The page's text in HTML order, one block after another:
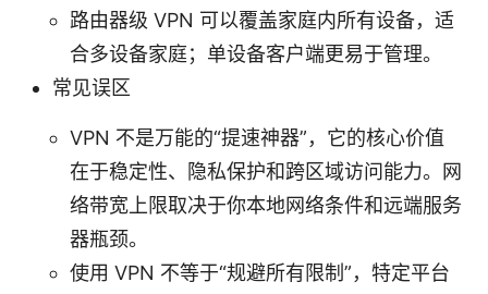
路由器级 VPN 可以覆盖家庭内所有设备，适
合多设备家庭；单设备客户端更易于管理。
常见误区
VPN 不是万能的“提速神器”，它的核心价值
在于稳定性、隐私保护和跨区域访问能力。网
络带宽上限取决于你本地网络条件和远端服务
器瓶颈。
使用 VPN 不等于“规避所有限制”，特定平台